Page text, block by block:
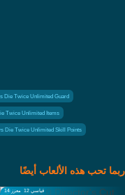
Die Twice Unlimited Guard
Twice Unlimited Items
Die Twice Unlimited Skill Points
ربما تحب هذه الألعاب أيضًا
قياسي 12 معزز 14